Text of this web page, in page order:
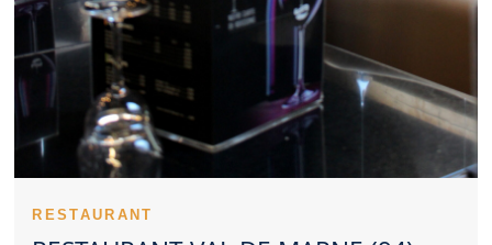
favorise les moments privilégiés. Le dressage des plats soutient
l’identité haut de gamme d’un Restaurant Val de Marne.
L’exigence en matière d’hygiène valorise tout Restaurant Val de
Marne. Un bon Restaurant Val de Marne se juge sur la qualité
globale de sa proposition.
Un Restaurant Val de Marne peut marquer son territoire par la
satisfaction qu’il procure. Le positionnement d’un Restaurant Val
de Marne se remarque très vite sur place. Un personnel
accueillant constitue un avantage notable pour un Restaurant Val
d’un Restaurant Val de Marne. Les entrées permettent à un
RESTAURANT